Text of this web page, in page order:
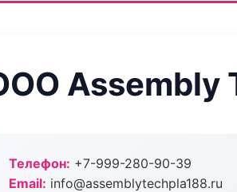
Assembly
Телефон: +7-999-280-90-39
Email: info@assemblytechpla188.ru